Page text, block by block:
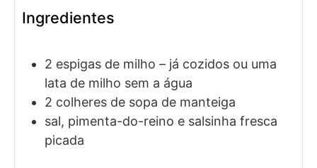
Ingredientes
2 espigas de milho – já cozidos ou uma
lata de milho sem a água
2 colheres de sopa de manteiga
sal, pimenta-do-reino e salsinha fresca
picada